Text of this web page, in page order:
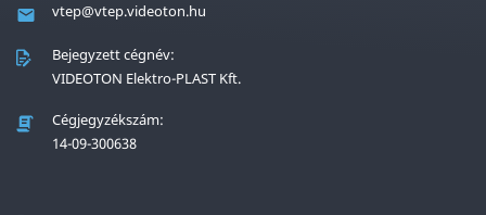
vtep@vtep.videoton.hu
Bejegyzett cégnév:
VIDEOTON Elektro-PLAST Kft.
Cégjegyzékszám:
14-09-300638